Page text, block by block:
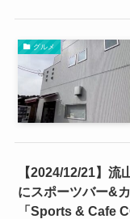
グルメ
【2024/12/21】流
にスポーツバー&
「Sports & Cafe